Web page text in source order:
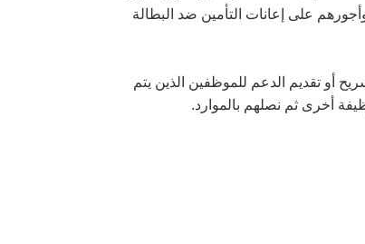
على إعانات التأمين ضد البطالة
أو تقديم الدعم للموظفين الذين يتم